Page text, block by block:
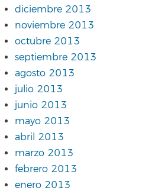
diciembre 2013
noviembre 2013
octubre 2013
septiembre 2013
agosto 2013
julio 2013
junio 2013
mayo 2013
abril 2013
marzo 2013
febrero 2013
enero 2013